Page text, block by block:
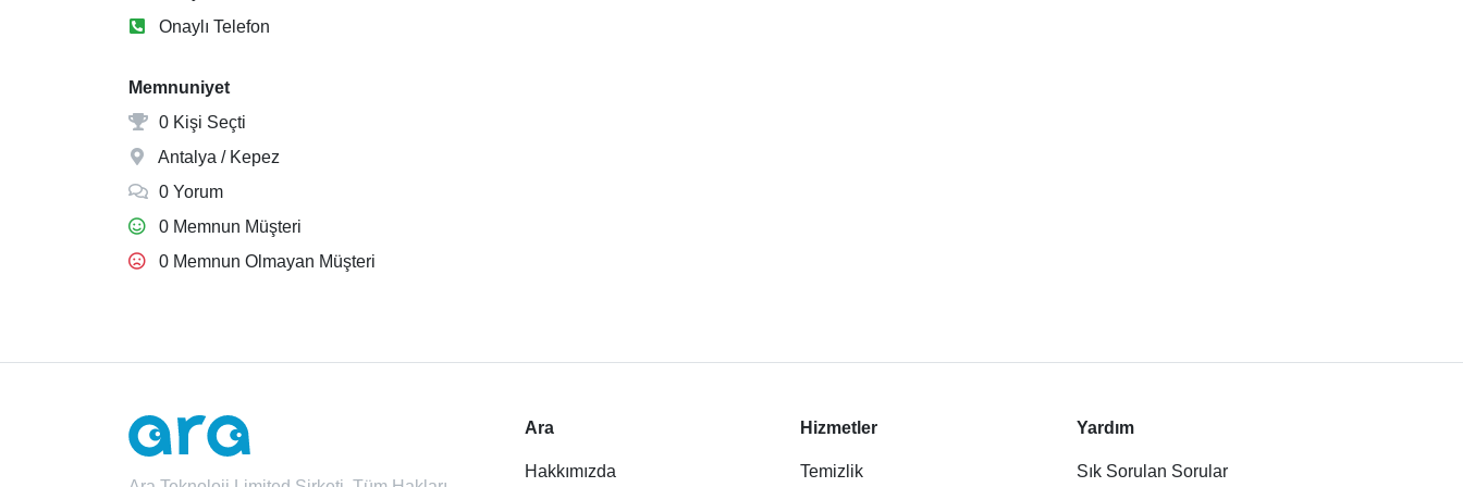
Onaylı Telefon
Memnuniyet
0 Kişi Seçti
Antalya / Kepez
0 Yorum
0 Memnun Müşteri
0 Memnun Olmayan Müşteri
Ara
Hakkımızda
Hizmetler
Temizlik
Yardım
Sık Sorulan Sorular